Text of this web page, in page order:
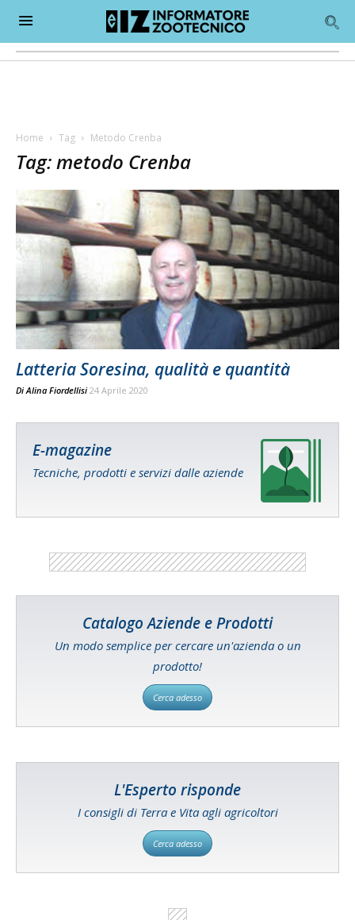
Home Tag Metodo Crenba
Tag: metodo Crenba
Latteria Soresina, qualità e quantità
DiAlina Fiordellisi 24 Aprile 2020
E-magazine
Tecniche, prodotti e servizi dalle aziende
Catalogo Aziende e Prodotti
Un modo semplice per cercare un'azienda o un
prodotto!
Cerca adesso
L'Esperto risponde
I consigli di Terra e Vita agli agricoltori
Cerca adesso